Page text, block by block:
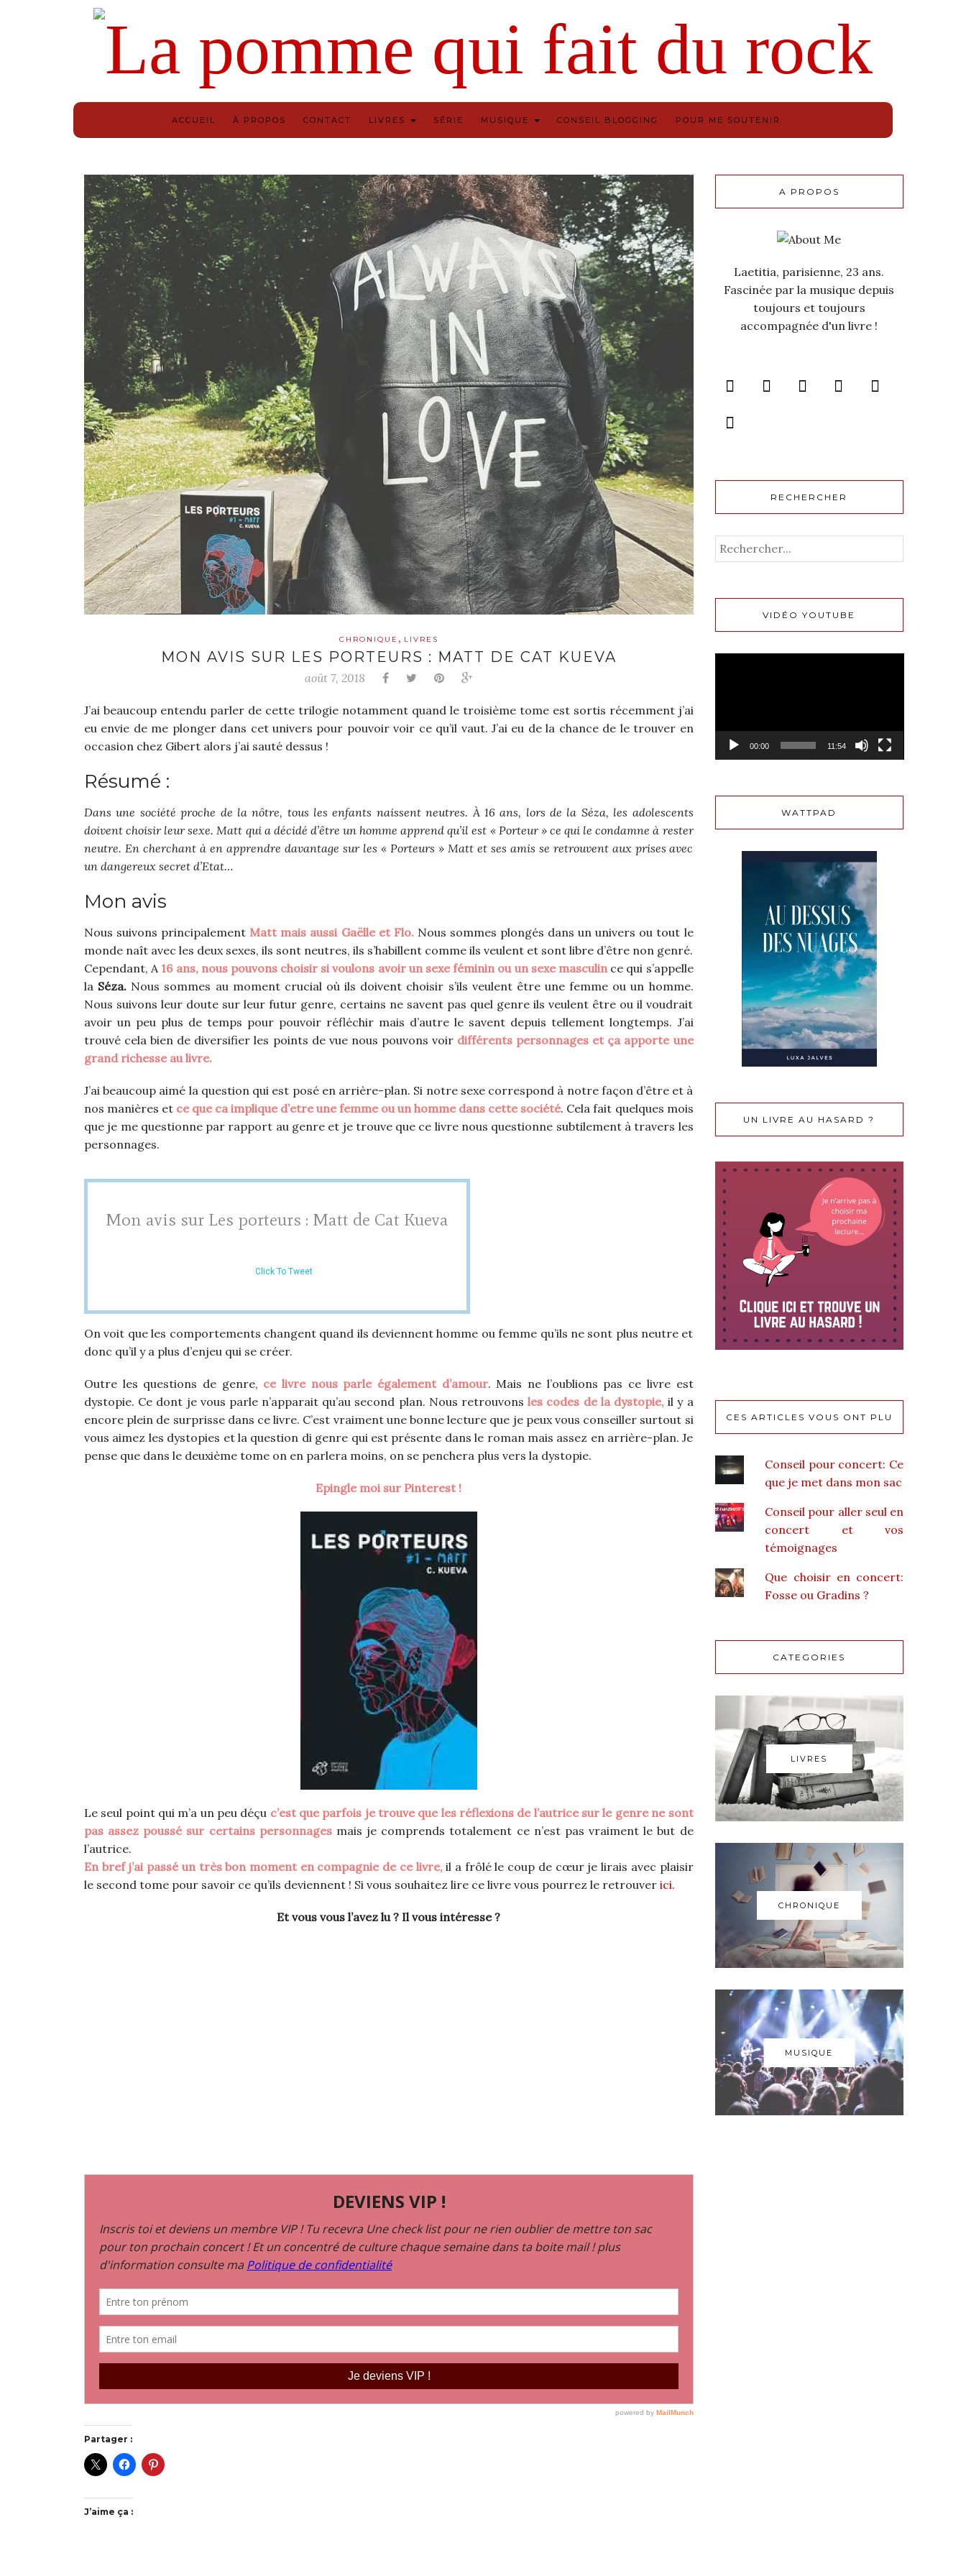
ACCUEIL À PROPOS CONTACT LIVRES SÉRIE MUSIQUE CONSEIL BLOGGING POUR ME SOUTENIR
CHRONIQUE , LIVRES
MON AVIS SUR LES PORTEURS : MATT DE CAT KUEVA
août 7, 2018
J’ai beaucoup entendu parler de cette trilogie notamment quand le troisième tome est sortis récemment j’ai
eu envie de me plonger dans cet univers pour pouvoir voir ce qu’il vaut. J’ai eu de la chance de le trouver en
occasion chez Gibert alors j’ai sauté dessus !
Résumé :
Dans une société proche de la nôtre, tous les enfants naissent neutres. À 16 ans, lors de la Séza, les adolescents
doivent choisir leur sexe. Matt qui a décidé d’être un homme apprend qu’il est « Porteur » ce qui le condamne à rester
neutre. En cherchant à en apprendre davantage sur les « Porteurs » Matt et ses amis se retrouvent aux prises avec
un dangereux secret d’Etat…
Mon avis
Nous suivons principalement Matt mais aussi Gaëlle et Flo.Nous sommes plongés dans un univers ou tout le
monde naît avec les deux sexes, ils sont neutres, ils s’habillent comme ils veulent et sont libre d’être non genré.
Cependant, A 16 ans, nous pouvons choisir si voulons avoir un sexe féminin ou un sexe masculince qui s’appelle
la Séza. Nous sommes au moment crucial où ils doivent choisir s’ils veulent être une femme ou un homme.
Nous suivons leur doute sur leur futur genre, certains ne savent pas quel genre ils veulent être ou il voudrait
avoir un peu plus de temps pour pouvoir réfléchir mais d’autre le savent depuis tellement longtemps. J’ai
trouvé cela bien de diversifier les points de vue nous pouvons voirdifférents personnages et ça apporte une
grand richesse au livre.
J’ai beaucoup aimé la question qui est posé en arrière-plan. Si notre sexe correspond à notre façon d’être et à
nos manières et ce que ca implique d’etre une femme ou un homme dans cette société. Cela fait quelques mois
que je me questionne par rapport au genre et je trouve que ce livre nous questionne subtilement à travers les
personnages.
Mon avis sur Les porteurs : Matt de Cat Kueva
Click To Tweet
On voit que les comportements changent quand ils deviennent homme ou femme qu’ils ne sont plus neutre et
donc qu’il y a plus d’enjeu qui se créer.
Outre les questions de genre, ce livre nous parle également d’amour. Mais ne l’oublions pas ce livre est
dystopie. Ce dont je vous parle n’apparait qu’au second plan. Nous retrouvonsles codes de la dystopie, il y a
encore plein de surprisse dans ce livre. C’est vraiment une bonne lecture que je peux vous conseiller surtout si
vous aimez les dystopies et la question di genre qui est présente dans le roman mais assez en arrière-plan. Je
pense que dans le deuxième tome on en parlera moins, on se penchera plus vers la dystopie.
Epingle moi sur Pinterest !
Le seul point qui m’a un peu déçu c’est que parfois je trouve que les réflexions de l’autrice sur le genre ne sont
pas assez poussé sur certains personnagesmais je comprends totalement ce n’est pas vraiment le but de
l’autrice.
En bref j’ai passé un très bon moment en compagnie de ce livre, il a frôlé le coup de cœur je lirais avec plaisir
le second tome pour savoir ce qu’ils deviennent ! Si vous souhaitez lire ce livre vous pourrez le retrouver ici.
Et vous vous l’avez lu ? Il vous intéresse ?
Partager :
J’aime ça :
A PROPOS
Laetitia, parisienne, 23 ans.
Fascinée par la musique depuis
toujours et toujours
accompagnée d'un livre !
RECHERCHER
VIDÉO YOUTUBE
00:00 11:54
WATTPAD
UN LIVRE AU HASARD ?
CES ARTICLES VOUS ONT PLU
Conseil pour concert: Ce
que je met dans mon sac
Conseil pour aller seul en
concert et vos
témoignages
Que choisir en concert:
Fosse ou Gradins ?
CATEGORIES
LIVRES
CHRONIQUE
MUSIQUE